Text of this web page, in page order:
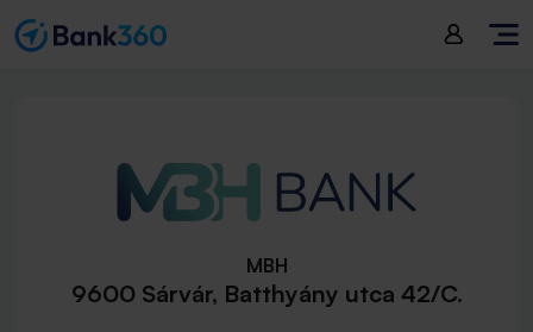
MBH
9600 Sárvár, Batthyány utca 42/C.